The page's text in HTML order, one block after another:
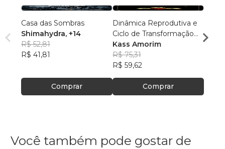
Casa das Sombras
Shimahydra, +14
R$ 52,81
R$ 41,81
Comprar
Dinâmica Reprodutiva e
Ciclo de Transformação
da Espécie Vampírica
Kass Amorim
R$ 75,31
R$ 59,62
Comprar
R$
Você também pode gostar de